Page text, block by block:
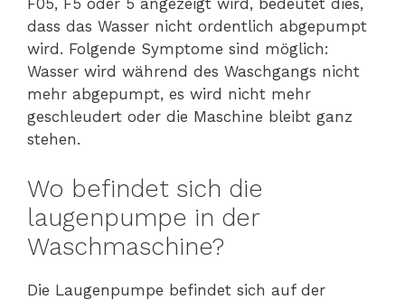
F05, F5 oder 5 angezeigt wird, bedeutet dies,
dass das Wasser nicht ordentlich abgepumpt
wird. Folgende Symptome sind möglich:
Wasser wird während des Waschgangs nicht
mehr abgepumpt, es wird nicht mehr
geschleudert oder die Maschine bleibt ganz
stehen.
Wo befindet sich die
laugenpumpe in der
Waschmaschine?
Die Laugenpumpe befindet sich auf der